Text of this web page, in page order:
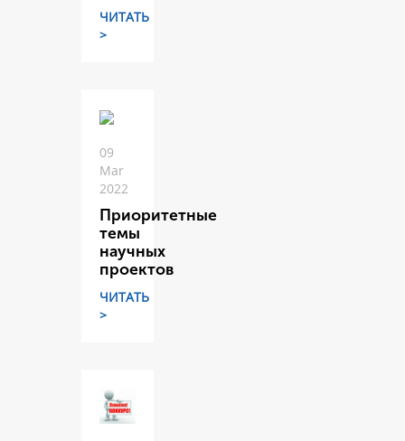
ЧИТАТЬ
>
09
Mar
2022
Приоритетные
темы
научных
проектов
ЧИТАТЬ
>